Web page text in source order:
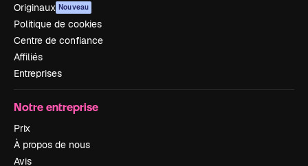
Originaux Nouveau
Politique de cookies
Centre de confiance
Affiliés
Entreprises
Notre entreprise
Prix
À propos de nous
Avis